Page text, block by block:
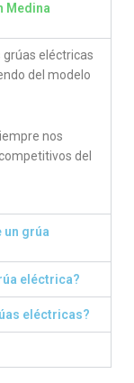
Medina
eléctricas
del modelo
nos
del
un grúa
eléctrica?
eléctricas?